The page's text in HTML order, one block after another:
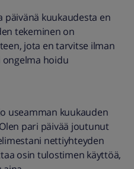
päivänä kuukaudesta en
tekeminen on
jota en tarvitse ilman
ongelma hoidu
useamman kuukauden
pari päivää joutunut
nettiyhteyden
osin tulostimen käyttöä,